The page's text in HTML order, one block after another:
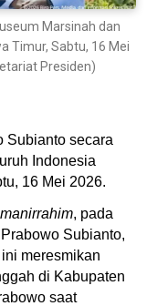
Marsinah dan
Timur, Sabtu, 16 Mei
Presiden)
Subianto secara
Indonesia
16 Mei 2026.
, pada
Subianto,
meresmikan
di Kabupaten
saat